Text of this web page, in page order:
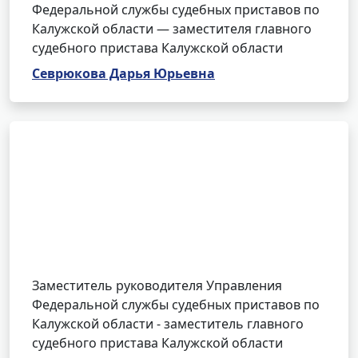
Федеральной службы судебных приставов по
Калужской области — заместителя главного
судебного пристава Калужской области
Севрюкова Дарья Юрьевна
Заместитель руководителя Управления
Федеральной службы судебных приставов по
Калужской области - заместитель главного
судебного пристава Калужской области